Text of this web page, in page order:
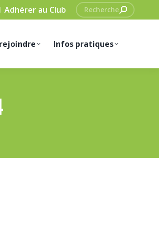
Adhérer au Club
Recherche
:
Infos pratiques